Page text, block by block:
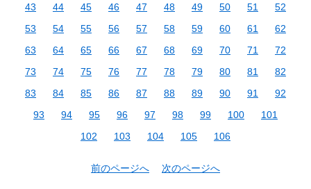
43
44 45 46 47 48 49 50 51
52
53
54 55 56 57 58 59 60 61
62
63
64 65 66 67 68 69 70 71
72
73
74 75 76 77 78 79 80 81
82
83
84 85 86 87 88 89 90 91
92
93
94 95 96 97 98 99 100
101
102
103 104 105 106
前のページへ 次のページへ